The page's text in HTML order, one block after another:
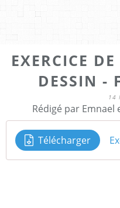
EXERCICE
DESSIN -
14
Rédigé par
Télécharger